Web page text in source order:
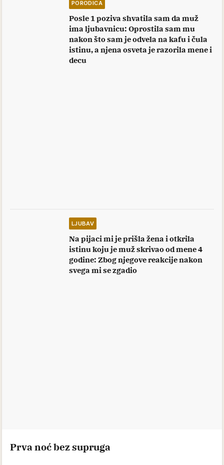
PORODICA
Posle 1 poziva shvatila sam da muž
ima ljubavnicu: Oprostila sam mu
nakon što sam je odvela na kafu i čula
istinu, a njena osveta je razorila mene i
decu
LJUBAV
Na pijaci mi je prišla žena i otkrila
istinu koju je muž skrivao od mene 4
godine: Zbog njegove reakcije nakon
svega mi se zgadio
Prva noć bez supruga